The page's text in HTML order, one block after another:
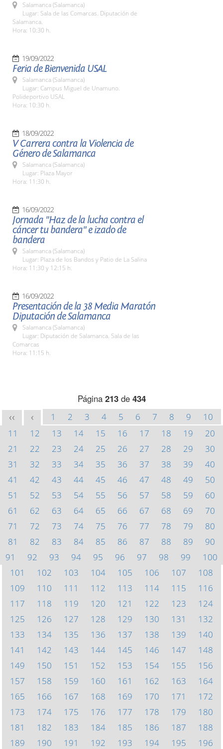
Salamanca (Salamanca)
Lugar: Sala de las Comarcas. Diputación de
Salamanca.
Hora: 10:30 h.
19/09/2022
Feria de Bienvenida USAL
Salamanca (Salamanca)
Lugar: Campus Miguel de Unamuno.
Polideportivo USAL
Hora: 10:30 h.
18/09/2022
V Carrera contra la Violencia de
Género de Salamanca
Salamanca (Salamanca)
Lugar: Plaza Mayor
Hora: 11:30 h.
16/09/2022
Jornada "Haz de la lucha contra el
cáncer tu bandera" e izado de
bandera
Salamanca (Salamanca)
Lugar: Plaza de los Bandos y Patio de La Salina
Hora: 11:30 y 12:15 h.
16/09/2022
Presentación de la 38 Media Maratón
Diputación de Salamanca
Salamanca (Salamanca)
Lugar: Diputación de Salamanca. Sala de las
Comarcas
Hora: 11:15 h.
Página 213de 434
<< < 1 2 3 4 5 6 7 8 9
10
11
12 13 14 15 16 17 18 19
20
21
22 23 24 25 26 27 28 29
30
31
32 33 34 35 36 37 38 39
40
41
42 43 44 45 46 47 48 49
50
51
52 53 54 55 56 57 58 59
60
61
62 63 64 65 66 67 68 69
70
71
72 73 74 75 76 77 78 79
80
81
82 83 84 85 86 87 88 89
90
91
92 93 94 95 96 97 98 99
100
101
102 103 104 105 106 107
108
109
110 111 112 113 114 115
116
117
118 119 120 121 122 123
124
125
126 127 128 129 130 131
132
133
134 135 136 137 138 139
140
141
142 143 144 145 146 147
148
149
150 151 152 153 154 155
156
157
158 159 160 161 162 163
164
165
166 167 168 169 170 171
172
173
174 175 176 177 178 179
180
181
182 183 184 185 186 187
188
189
190 191 192 193 194 195
196